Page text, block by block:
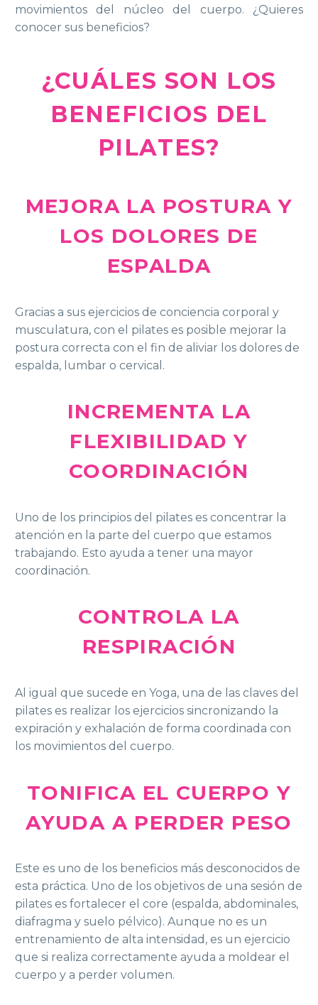
movimientos del núcleo del cuerpo. ¿Quieres
conocer sus beneficios?
¿CUÁLES SON LOS
BENEFICIOS DEL
PILATES?
MEJORA LA POSTURA Y
LOS DOLORES DE
ESPALDA
Gracias a sus ejercicios de conciencia corporal y
musculatura, con el pilates es posible mejorar la
postura correcta con el fin de aliviar los dolores de
espalda, lumbar o cervical.
INCREMENTA LA
FLEXIBILIDAD Y
COORDINACIÓN
Uno de los principios del pilates es concentrar la
atención en la parte del cuerpo que estamos
trabajando. Esto ayuda a tener una mayor
coordinación.
CONTROLA LA
RESPIRACIÓN
Al igual que sucede en Yoga, una de las claves del
pilates es realizar los ejercicios sincronizando la
expiración y exhalación de forma coordinada con
los movimientos del cuerpo.
TONIFICA EL CUERPO Y
AYUDA A PERDER PESO
Este es uno de los beneficios más desconocidos de
esta práctica. Uno de los objetivos de una sesión de
pilates es fortalecer el core (espalda, abdominales,
diafragma y suelo pélvico). Aunque no es un
entrenamiento de alta intensidad, es un ejercicio
que si realiza correctamente ayuda a moldear el
cuerpo y a perder volumen.